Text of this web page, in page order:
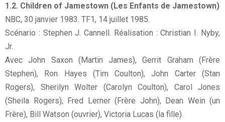
1.2. Children of Jamestown (Les Enfants de Jamestown)
NBC, 30 janvier 1983. TF1, 14 juillet 1985.
Scénario : Stephen J. Cannell. Réalisation : Christian I. Nyby,
Jr.
Avec John Saxon (Martin James), Gerrit Graham (Frère
Stephen), Ron Hayes (Tim Coulton), John Carter (Stan
Rogers), Sherilyn Wolter (Carolyn Coulton), Carol Jones
(Sheila Rogers), Fred Lerner (Frère John), Dean Wein (un
Frère), Bill Watson (ouvrier), Victoria Lucas (la fille).